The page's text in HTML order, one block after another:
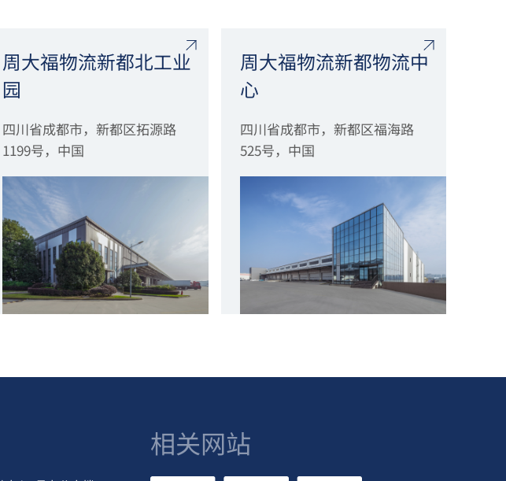
周大福物流新都北工业
园
四川省成都市，新都区拓源路
1199号，中国
周大福物流新都物流中
心
四川省成都市，新都区福海路
525号，中国
相关网站